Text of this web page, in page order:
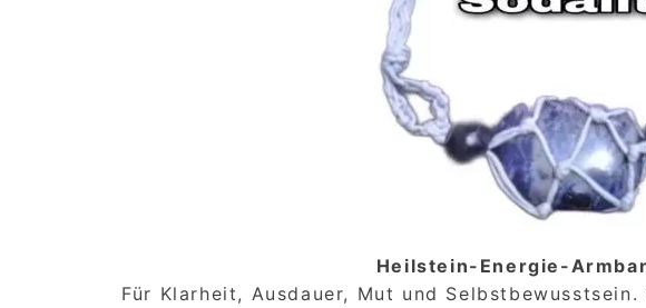
Heilstein-Energie-
Für Klarheit, Ausdauer, Mut und